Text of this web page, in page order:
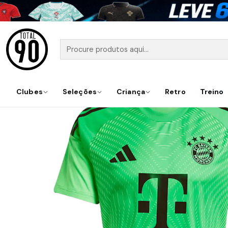
Início
Clubes Seleções Criança Retro Treino